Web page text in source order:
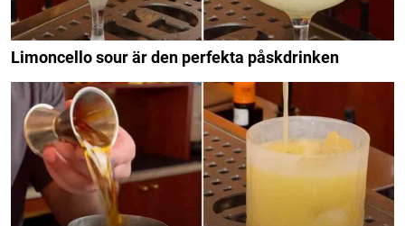
Limoncello sour är den perfekta påskdrinken